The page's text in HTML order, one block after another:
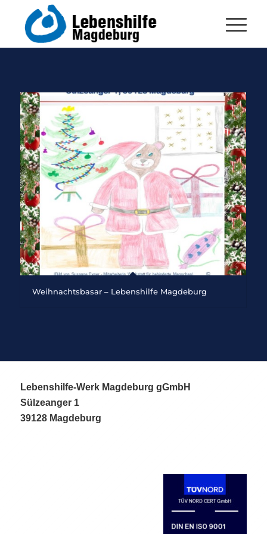
Weihnachtsbasar – Lebenshilfe Magdeburg
Lebenshilfe-Werk Magdeburg gGmbH
Sülzeanger 1
39128 Magdeburg